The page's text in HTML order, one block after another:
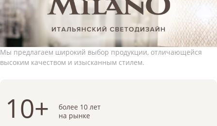
Мы предлагаем широкий выбор продукции, отличающейся
высоким качеством и изысканным стилем.
10+
более 10 лет
на рынке